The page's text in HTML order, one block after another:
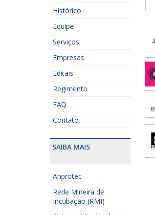
Histórico
Equipe
Serviços
Empresas
Editais
Regimento
FAQ
Contato
SAIBA MAIS
Anprotec
Rede Mineira de
Incubação (RMI)